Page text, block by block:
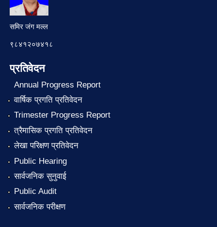
समिर जंग मल्ल
९८४१२०७४१८
प्रतिवेदन
Annual Progress Report
वार्षिक प्रगति प्रतिवेदन
Trimester Progress Report
त्रैमासिक प्रगति प्रतिवेदन
लेखा परिक्षण प्रतिवेदन
Public Hearing
सार्वजनिक सुनुवाई
Public Audit
सार्वजनिक परीक्षण